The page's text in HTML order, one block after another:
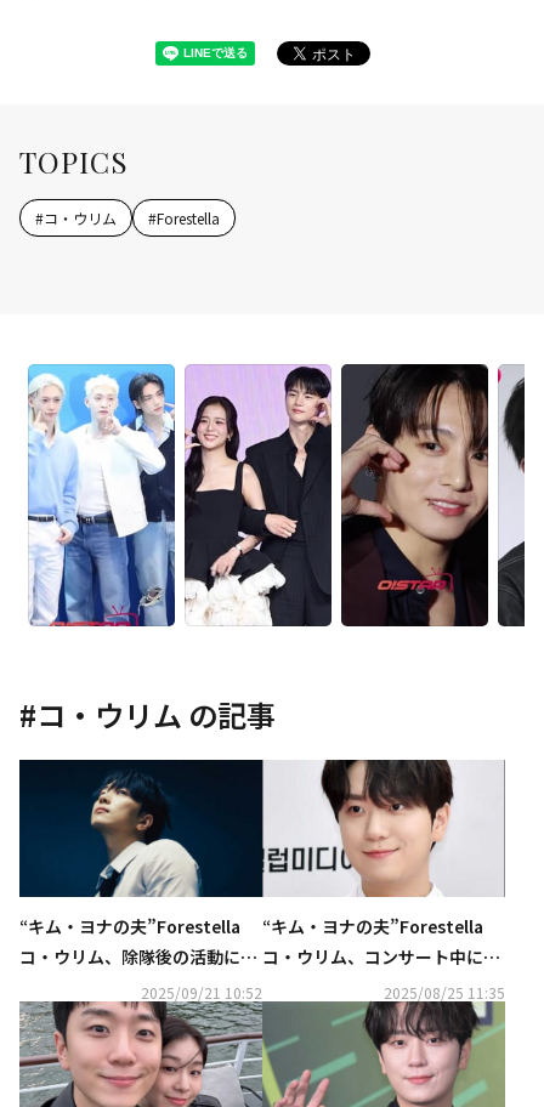
TOPICS
#コ・ウリム #Forestella
#コ・ウリム の記事
“キム・ヨナの夫”Forestella
コ・ウリム、除隊後の活動に対
する意気込み語る「より自由に
力強く走っていく」
2025/09/21 10:52
“キム・ヨナの夫”Forestella
コ・ウリム、コンサート中に負
2025/08/25 11:35